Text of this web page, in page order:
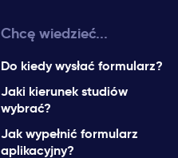
Chcę wiedzieć...
Do kiedy wysłać formularz?
Jaki kierunek studiów
wybrać?
Jak wypełnić formularz
aplikacyjny?